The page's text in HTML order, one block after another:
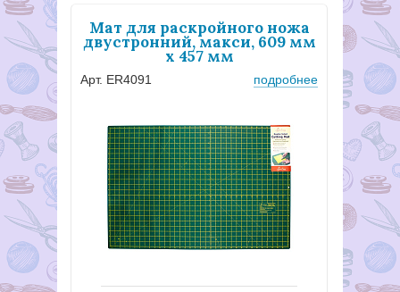
Мат для раскройного ножа
двустронний, макси, 609 мм
x 457 мм
Арт. ER4091 подробнее